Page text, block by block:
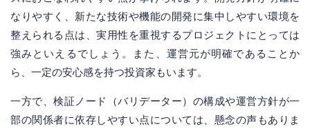
なりやすく、新たな技術や機能の開発に集中しやすい環境を
整えられる点は、実用性を重視するプロジェクトにとっては
強みといえるでしょう。また、運営元が明確であることか
ら、一定の安心感を持つ投資家もいます。
一方で、検証ノード（バリデーター）の構成や運営方針が一
部の関係者に依存しやすい点については、懸念の声もありま